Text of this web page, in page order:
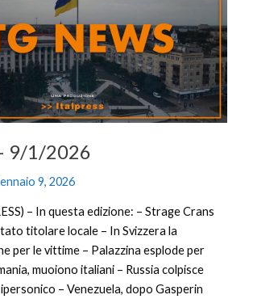
9/1/2026
9, 2026
– In questa edizione: – Strage Crans
titolare locale – In Svizzera la
per le vittime – Palazzina esplode per
muoiono italiani – Russia colpisce
– Venezuela, dopo Gasperin